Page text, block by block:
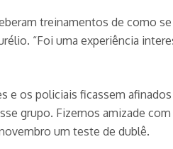
treinamentos de como
“Foi uma experiência
e os policiais ficassem
grupo. Fizemos amizade
um teste de dublê.